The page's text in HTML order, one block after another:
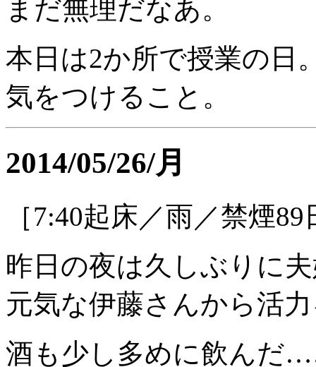
まだ無理だなあ。
本日は2か所で授業の日
気をつけること。
2014/05/26/月
［7:40起床／雨／禁煙89
昨日の夜は久しぶりに
元気な伊藤さんから活
酒も少し多めに飲んだ